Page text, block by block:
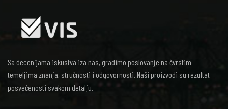
Sa decenijama iskustva iza nas, gradimo poslovanje na čvrstim
temeljima znanja, stručnosti i odgovornosti. Naši proizvodi su rezultat
posvećenosti svakom detalju.